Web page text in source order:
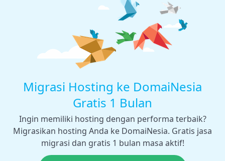
Migrasi Hosting ke DomaiNesia
Gratis 1 Bulan
Ingin memiliki hosting dengan performa terbaik?
Migrasikan hosting Anda ke DomaiNesia. Gratis jasa
migrasi dan gratis 1 bulan masa aktif!